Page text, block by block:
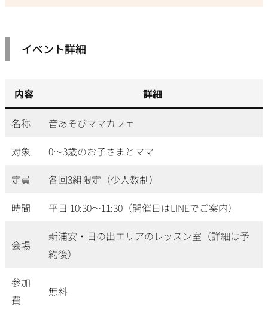
イベント詳細
内容 詳細
名称
音あそびママカフェ
対象
0〜3歳のお子さまとママ
定員
各回3組限定（少人数制）
時間
平日 10:30〜11:30（開催日はLINEでご案内）
会場
新浦安・日の出エリアのレッスン室（詳細は予
約後）
参加
費
無料